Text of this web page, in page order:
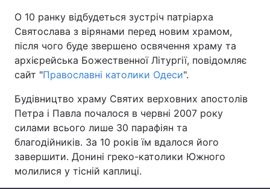
Україна Політика
Економіка Світ
Спорт Наука
Техно і зв'язок Лайт
Зброя Інциденти
Здоров'я Туризм
О 10 ранку відбудеться зустріч патріарха
Святослава з вірянами перед новим храмом,
після чого буде звершено освячення храму та
архієрейська Божественної Літургії, повідомляє
сайт "Православні католики Одеси".
Будівництво храму Святих верховних апостолів
Петра і Павла почалося в червні 2007 року
силами всього лише 30 парафіян та
благодійників. За 10 років їм вдалося його
завершити. Донині греко-католики Южного
молилися у тісній каплиці.